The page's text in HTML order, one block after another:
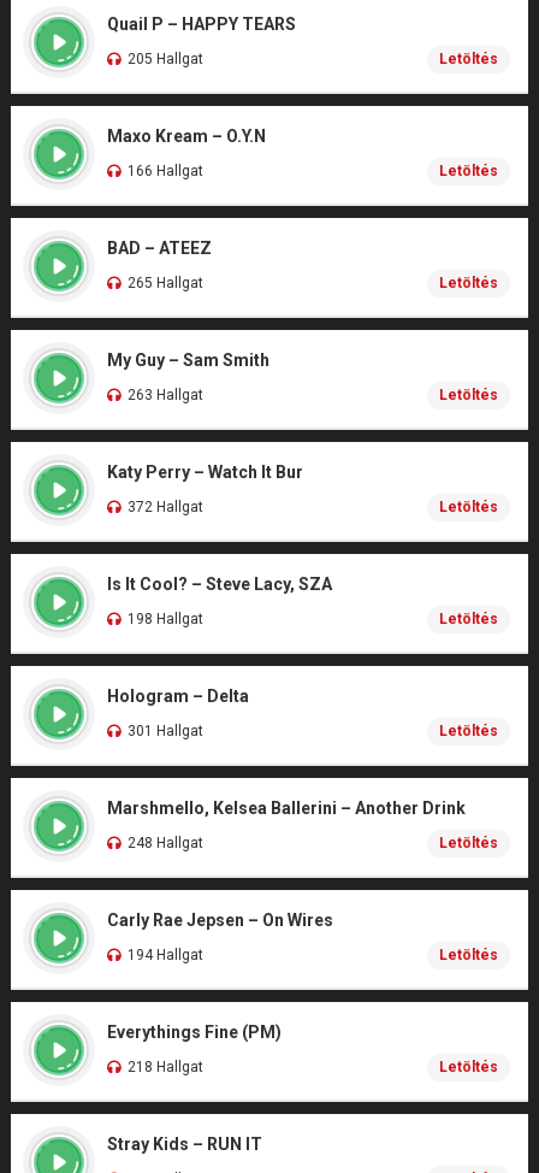
Quail P – HAPPY TEARS
205 Hallgat Letöltés
Maxo Kream – O.Y.N
166 Hallgat Letöltés
BAD – ATEEZ
265 Hallgat Letöltés
My Guy – Sam Smith
263 Hallgat Letöltés
Katy Perry – Watch It Bur
372 Hallgat Letöltés
Is It Cool? – Steve Lacy, SZA
198 Hallgat Letöltés
Hologram – Delta
301 Hallgat Letöltés
Marshmello, Kelsea Ballerini – Another Drink
248 Hallgat Letöltés
Carly Rae Jepsen – On Wires
194 Hallgat Letöltés
Everythings Fine (PM)
218 Hallgat Letöltés
Stray Kids – RUN IT